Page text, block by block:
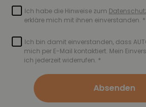
Absenden